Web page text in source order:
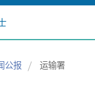
公报 运输署